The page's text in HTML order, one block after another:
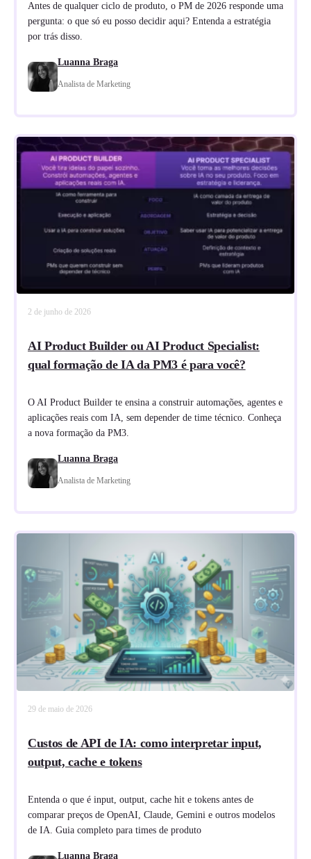
Antes de qualquer ciclo de produto, o PM de 2026 responde uma
pergunta: o que só eu posso decidir aqui? Entenda a estratégia
por trás disso.
Luanna Braga
Analista de Marketing
2 de junho de 2026
AI Product Builder ou AI Product Specialist:
qual formação de IA da PM3 é para você?
O AI Product Builder te ensina a construir automações, agentes e
aplicações reais com IA, sem depender de time técnico. Conheça
a nova formação da PM3.
Luanna Braga
Analista de Marketing
29 de maio de 2026
Custos de API de IA: como interpretar input,
output, cache e tokens
Entenda o que é input, output, cache hit e tokens antes de
comparar preços de OpenAI, Claude, Gemini e outros modelos
de IA. Guia completo para times de produto
Luanna Braga